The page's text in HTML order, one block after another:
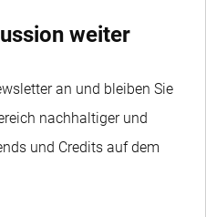
weiter
an und bleiben Sie
nachhaltiger und
und Credits auf dem